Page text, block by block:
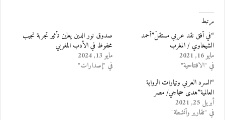
مرتبط
“في أفق نقد عربي مستقلّ”أحمد
الشيخاوي / المغرب
مايو 16, 2021
في "الافتتاحية"
صدوق نور الدين يعاين تأثير تجربة نجيب
محفوظ في الأدب المغربي
مايو 13, 2024
في "إصدارات"
“السرد العربي وتيارات الرواية
العالمية”هدى حجاجي/ مصر
أبريل 25, 2021
في "تقارير وأنشطة"